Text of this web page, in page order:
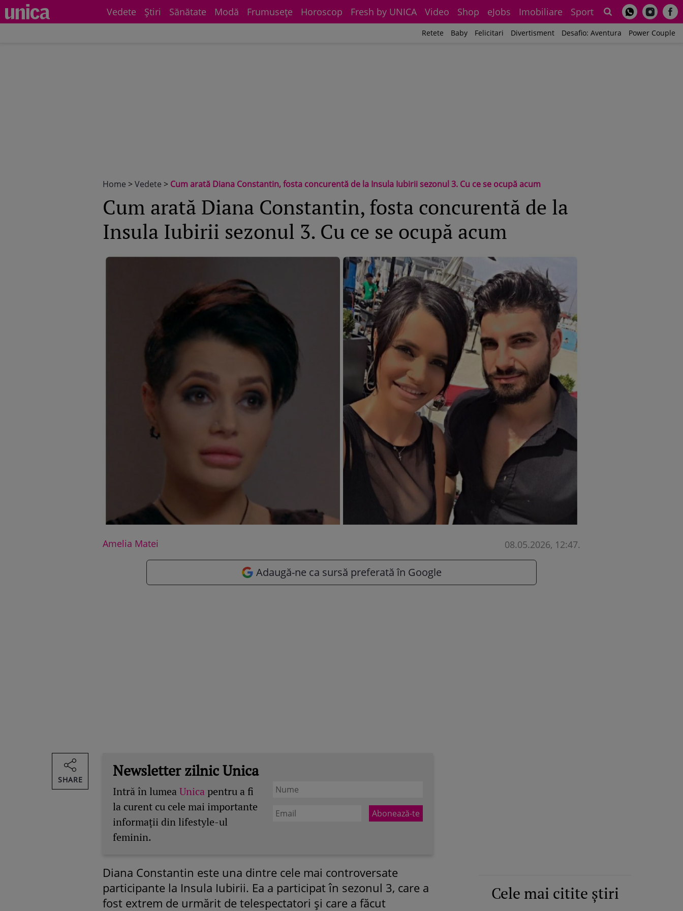
Vedete Știri Sănătate Modă Frumuseţe Horoscop Fresh by UNICA Video Shop eJobs Imobiliare Sport
Retete Baby Felicitari Divertisment Desafio: Aventura Power Couple
Home >Vedete > Cum arată Diana Constantin, fosta concurentă de la Insula Iubirii sezonul 3. Cu ce se ocupă acum
Cum arată Diana Constantin, fosta concurentă de la
Insula Iubirii sezonul 3. Cu ce se ocupă acum
Amelia Matei 08.05.2026, 12:47.
Adaugă-ne ca sursă preferată în Google
Newsletter zilnic Unica
Intră în lumeaUnica pentru a fi
la curent cu cele mai importante
informații din lifestyle-ul
feminin.
Diana Constantin este una dintre cele mai controversate
participante la Insula Iubirii. Ea a participat în sezonul 3, care a
fost extrem de urmărit de telespectatori și care a făcut
SHARE
Cele mai citite știri